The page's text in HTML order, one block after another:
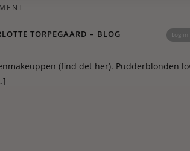
Log
TORPEGAARD – BLOG
(find det her). Pudderblonden